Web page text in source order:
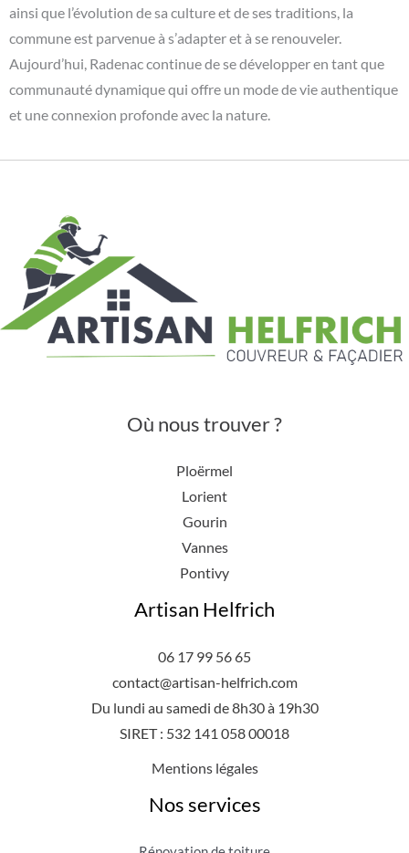
ainsi que l’évolution de sa culture et de ses traditions, la
commune est parvenue à s’adapter et à se renouveler.
Aujourd’hui, Radenac continue de se développer en tant que
communauté dynamique qui offre un mode de vie authentique
et une connexion profonde avec la nature.
Où nous trouver ?
Ploërmel
Lorient
Gourin
Vannes
Pontivy
Artisan Helfrich
06 17 99 56 65
contact@artisan-helfrich.com
Du lundi au samedi de 8h30 à 19h30
SIRET : 532 141 058 00018
Mentions légales
Nos services